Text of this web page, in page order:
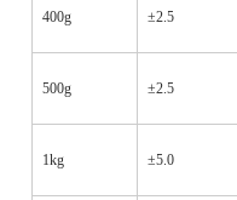
400g ±2.5
500g ±2.5
1kg ±5.0